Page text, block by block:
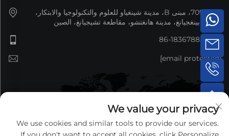
غرفة 709، مبنى B، مدينة شينغياو للعلوم والتكنولوجيا والابتكار،
منطقة بينغجيانغ، مدينة هانغتشو، مقاطعة تشيجيانغ، الصين
+86-18367885692
[email protected]
We value your privacy
We use cookies and similar tools to provide our services.